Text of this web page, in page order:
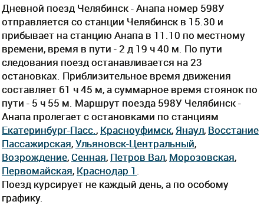
Дневной поезд Челябинск - Анапа номер 598У
отправляется со станции Челябинск в 15.30 и
прибывает на станцию Анапа в 11.10 по местному
времени, время в пути - 2 д 19 ч 40 м. По пути
следования поезд останавливается на 23
остановках. Приблизительное время движения
составляет 61 ч 45 м, а суммарное время стоянок по
пути - 5 ч 55 м. Маршрут поезда 598У Челябинск -
Анапа пролегает c остановками по станциям
Екатеринбург-Пасс. , Красноуфимск, Янаул, Восстание
Пассажирская,Ульяновск-Центральный,
Возрождение, Сенная, Петров Вал, Морозовская,
Первомайская, Краснодар 1
Поезд курсирует не каждый день, а по особому
графику.